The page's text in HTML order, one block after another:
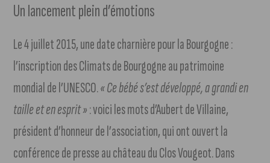
Un lancement plein d’émotions
Le 4 juillet 2015, une date charnière pour la Bourgogne :
l’inscription des Climats de Bourgogne au patrimoine
mondial de l’UNESCO.« Ce bébé s’est développé, a grandi en
taille et en esprit »: voici les mots d’Aubert de Villaine,
président d’honneur de l’association, qui ont ouvert la
conférence de presse au château du Clos Vougeot. Dans